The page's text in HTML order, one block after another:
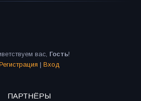
вас, Гость!
| Вход
ПАРТНЁРЫ